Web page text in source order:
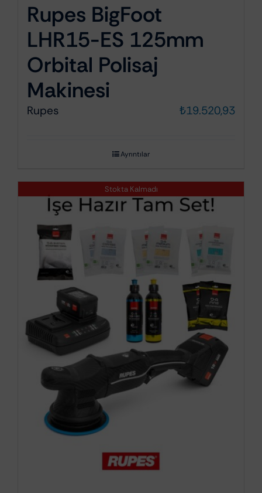
Rupes BigFoot
LHR15-ES 125mm
Orbital Polisaj
Makinesi
Rupes ₺19.520,93
Ayrıntılar
Stokta Kalmadı